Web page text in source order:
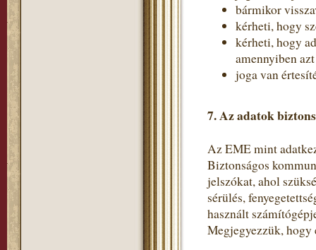
bármikor
kérheti, hogy
kérheti, hogy
amennyiben
joga van
7. Az adatok
Az EME mint
Biztonságos
jelszókat, ahol
sérülés,
használt
Megjegyezzük, hogy